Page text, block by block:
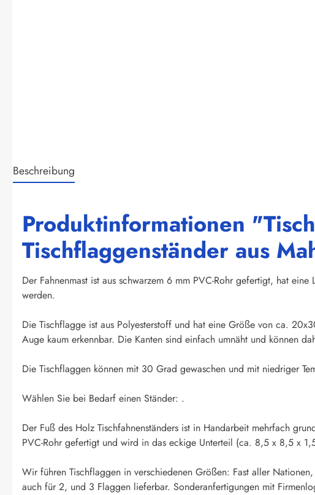
Beschreibung
Produktinformationen
Tischflaggenständer aus
Der Fahnenmast ist aus schwarzem 6 mm PVC-Rohr gefertigt, hat
werden.
Die Tischflagge ist aus Polyesterstoff und hat eine Größe von ca.
Auge kaum erkennbar. Die Kanten sind einfach umnäht und können
Die Tischflaggen können mit 30 Grad gewaschen und mit niedriger
Wählen Sie bei Bedarf einen Ständer: .
Der Fuß des Holz Tischfahnenständers ist in Handarbeit mehrfach
PVC-Rohr gefertigt und wird in das eckige Unterteil (ca. 8,5 x 8,5 x
Wir führen Tischflaggen in verschiedenen Größen: Fast aller
auch für 2, und 3 Flaggen lieferbar. Sonderanfertigungen mit